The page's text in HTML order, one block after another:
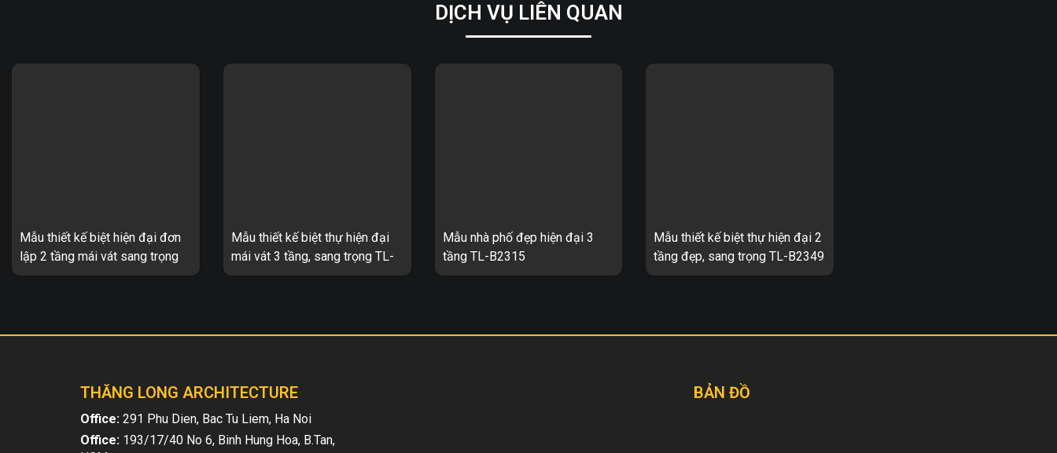
DỊCH VỤ LIÊN QUAN
Mẫu thiết kế biệt hiện đại đơn
lập 2 tầng mái vát sang trọng
TL-B2035
Mẫu thiết kế biệt thự hiện đại
mái vát 3 tầng, sang trọng TL-
B2021
Mẫu nhà phố đẹp hiện đại 3
tầng TL-B2315
Mẫu thiết kế biệt thự hiện đại 2
tầng đẹp, sang trọng TL-B2349
THĂNG LONG ARCHITECTURE
Office: 291 Phu Dien, Bac Tu Liem, Ha Noi
Office: 193/17/40 No 6, Binh Hung Hoa, B.Tan,
BẢN ĐỒ